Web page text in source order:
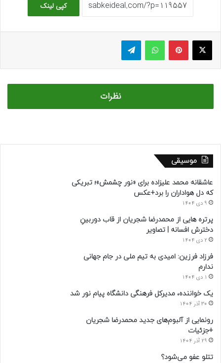
کپی لینک
ایکس پینتریستواتس آپ تلگرام
نظرات
موسیقی
عاشقانه محمد علیزاده برای «نور چشمش»؛ تبریکی
که دل هواداران را برد+عکس
9 دی 1404
پرتره هایی از محمدرضا شجریان از قاب دوربینِ
دخترش افسانه | تصاویر
2 دی 1404
فرزاد فرزین: امیدی به تیم ملی در جام جهانی
ندارم
1 دی 1404
یک خواننده، مدیرکل فرهنگی دانشگاه پیام نور شد
30 آذر 1404
رونمایی از آلبوم‌های جدید محمدرضا شجریان
+جزئیات
29 آذر 1404
تتلو عفو می‌شود؟